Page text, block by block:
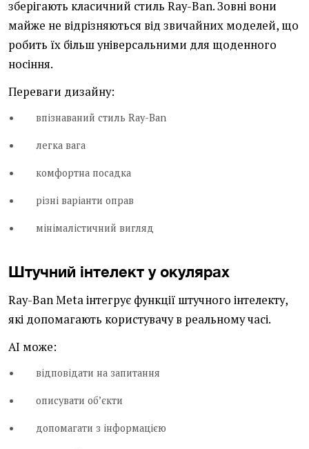
зберігають класичний стиль Ray-Ban. Зовні вони
майже не відрізняються від звичайних моделей, що
робить їх більш універсальними для щоденного
носіння.
Переваги дизайну:
впізнаваний стиль Ray-Ban
легка вага
комфортна посадка
різні варіанти оправ
мінімалістичний вигляд
Штучний інтелект у окулярах
Ray-Ban Meta інтегрує функції штучного інтелекту,
які допомагають користувачу в реальному часі.
AI може:
відповідати на запитання
описувати об’єкти
допомагати з інформацією